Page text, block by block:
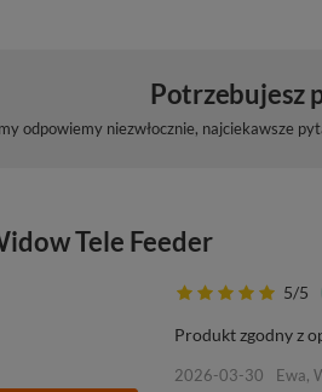
Potrzebujesz
odpowiemy niezwłocznie, najciekawsze
Tele Feeder
5/5
Produkt zgodny z
2026-03-30 Ewa,